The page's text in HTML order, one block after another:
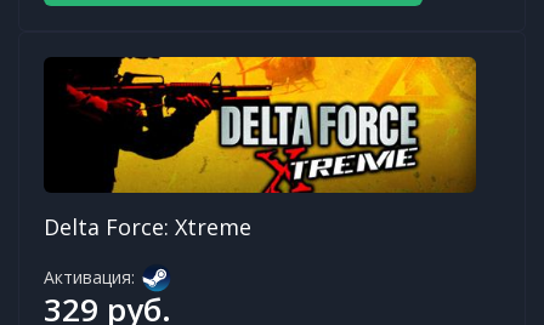
Delta Force: Xtreme
Активация:
329 руб.